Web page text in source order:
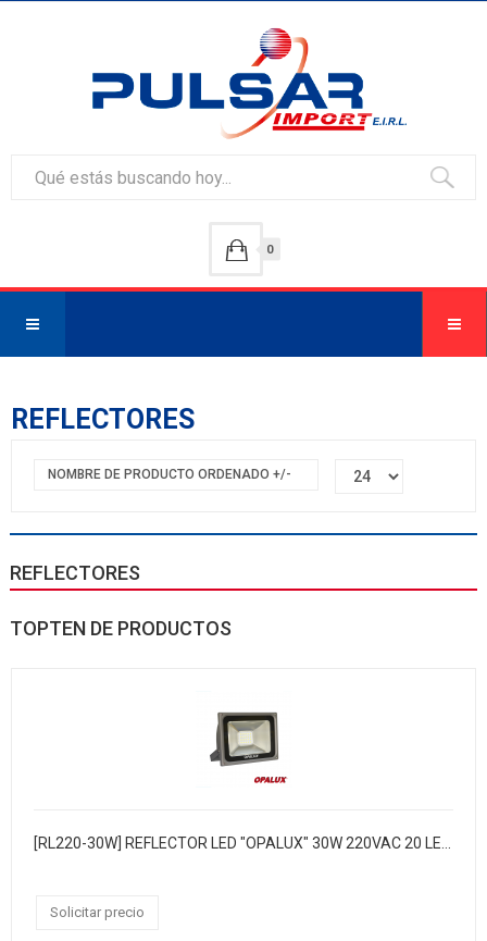
0
REFLECTORES
NOMBRE DE PRODUCTO ORDENADO +/-
REFLECTORES
TOPTEN DE PRODUCTOS
[RL220-30W] REFLECTOR LED "OPALUX" 30W 220VAC 20 LED SMD LUZ BLANCA.CJX8
Solicitar precio